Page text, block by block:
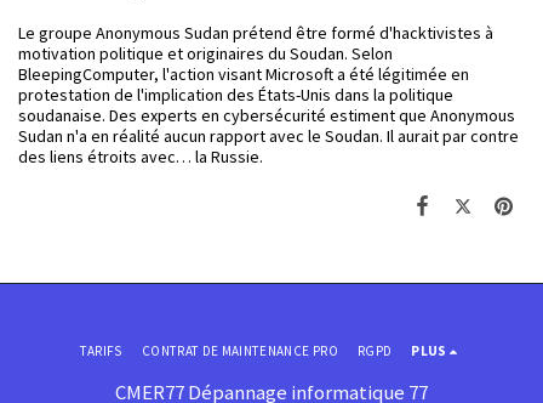
Le groupe Anonymous Sudan prétend être formé d'hacktivistes à
motivation politique et originaires du Soudan. Selon
BleepingComputer, l'action visant Microsoft a été légitimée en
protestation de l'implication des États-Unis dans la politique
soudanaise. Des experts en cybersécurité estiment que Anonymous
Sudan n'a en réalité aucun rapport avec le Soudan. Il aurait par contre
des liens étroits avec… la Russie.
CMER77 Dépannage informatique 77
TARIFS CONTRAT DE MAINTENANCE PRO RGPD PLUS